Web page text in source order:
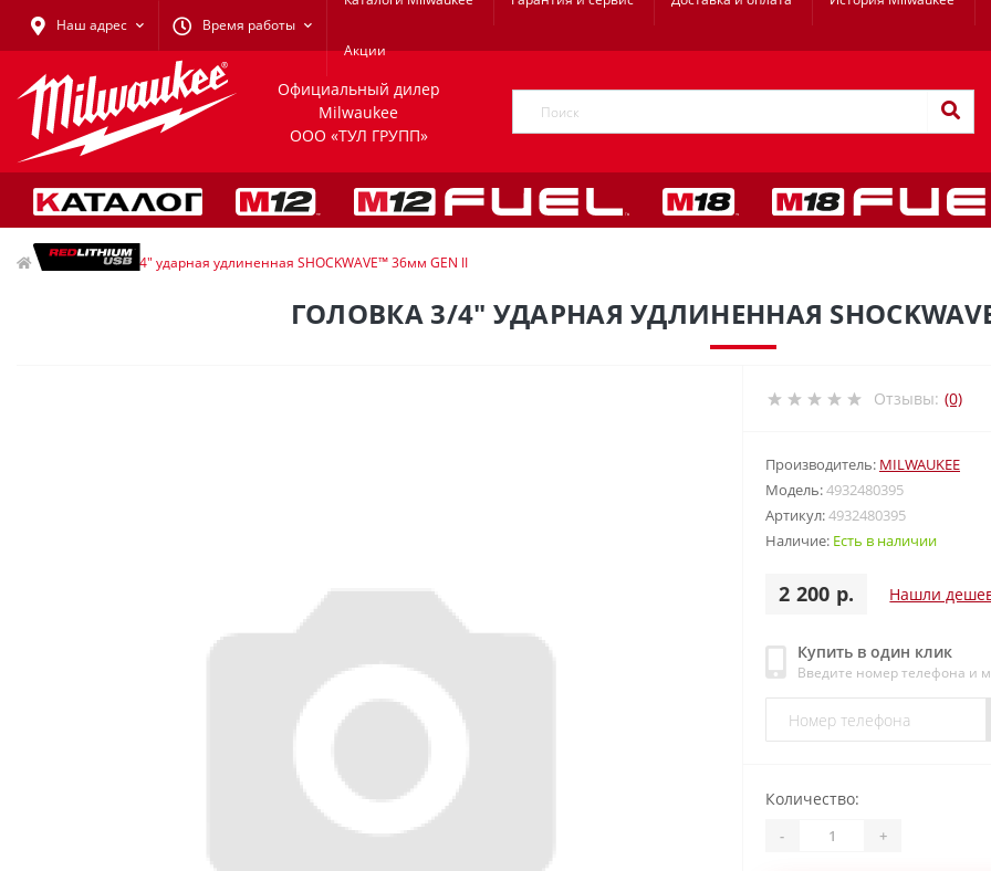
Наш адрес Время работы
Акции
Официальный дилер
Milwaukee
ООО «ТУЛ ГРУПП»
Головка 3/4" ударная удлиненная SHOCKWAVE™ 36мм GEN II
ГОЛОВКА 3/4" УДАРНАЯ УДЛИНЕННАЯ
Отзывы: (0)
Производитель: MILWAUKEE
Модель:4932480395
Артикул:4932480395
Наличие: Есть в наличии
2 200 р. Нашли
Купить в один клик
Введите номер телефона и
Количество:
- +